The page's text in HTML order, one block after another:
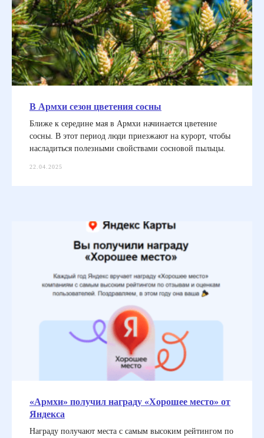
В Армхи сезон цветения сосны
Ближе к середине мая в Армхи начинается цветение
сосны. В этот период люди приезжают на курорт, чтобы
насладиться полезными свойствами сосновой пыльцы.
22.04.2025
«Армхи» получил награду «Хорошее место» от
Яндекса
Награду получают места с самым высоким рейтингом по